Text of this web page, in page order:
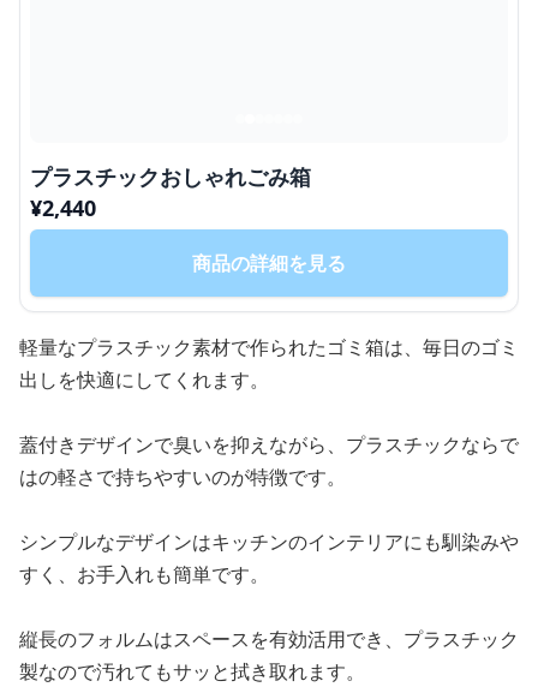
プラスチックおしゃれごみ箱
¥2,440
商品の詳細を見る
軽量なプラスチック素材で作られたゴミ箱は、毎日のゴミ
出しを快適にしてくれます。
蓋付きデザインで臭いを抑えながら、プラスチックならで
はの軽さで持ちやすいのが特徴です。
シンプルなデザインはキッチンのインテリアにも馴染みや
すく、お手入れも簡単です。
縦長のフォルムはスペースを有効活用でき、プラスチック
製なので汚れてもサッと拭き取れます。